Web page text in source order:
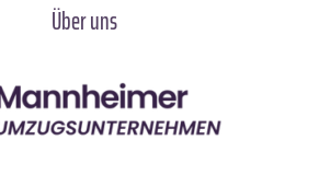
Über uns